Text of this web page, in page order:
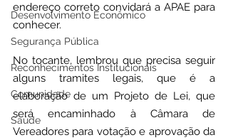
Desenvolvimento Econômico
Segurança Pública
Reconhecimentos Institucionais
Comunidade
Saúde
endereço correto convidará a APAE para
conhecer.
No tocante, lembrou que precisa seguir
alguns tramites legais, que é a
elaboração de um Projeto de Lei, que
será encaminhado à Câmara de
Vereadores para votação e aprovação da